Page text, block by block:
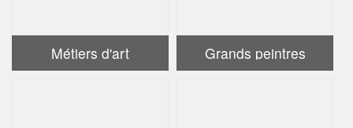
Métiers d'art Grands peintres